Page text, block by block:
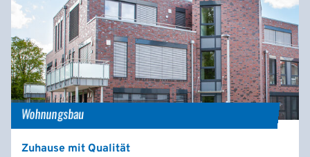
Wohnungsbau
Zuhause mit Qualität